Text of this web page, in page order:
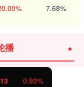
7.68%
播
1134.24